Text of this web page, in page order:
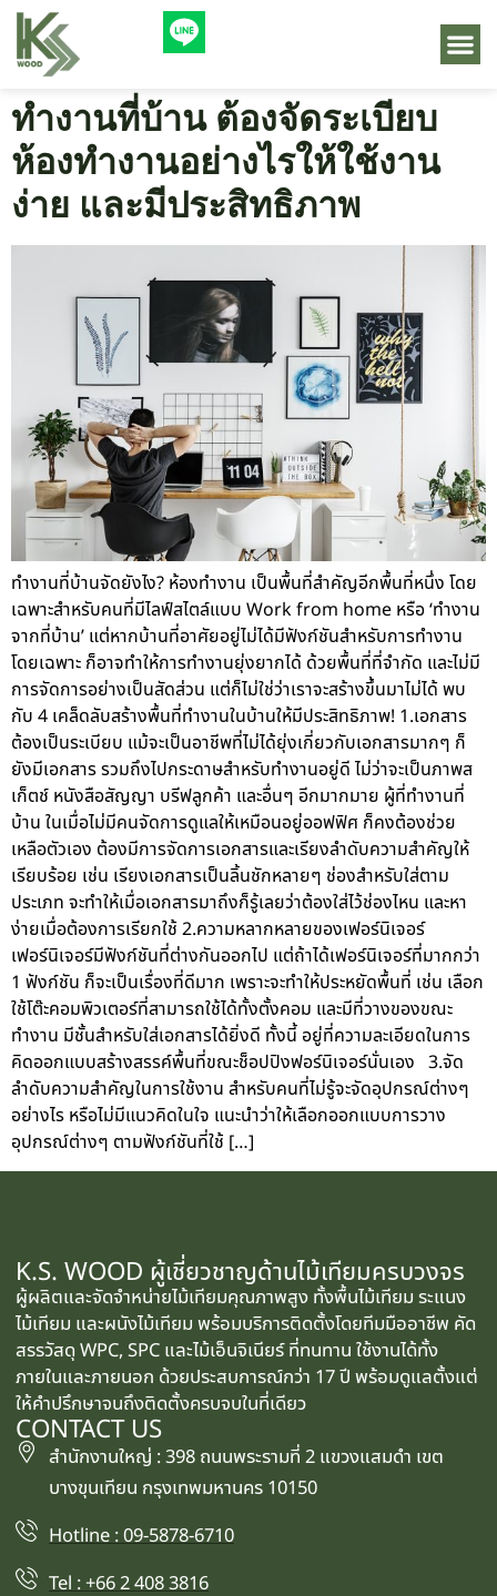
ทำงานที่บ้าน ต้องจัดระเบียบ
ห้องทำงานอย่างไรให้ใช้งาน
ง่าย และมีประสิทธิภาพ
ทำงานที่บ้านจัดยังไง? ห้องทำงาน เป็นพื้นที่สำคัญอีกพื้นที่หนึ่ง โดย
เฉพาะสำหรับคนที่มีไลฟ์สไตล์แบบ Work from home หรือ ‘ทำงาน
จากที่บ้าน’ แต่หากบ้านที่อาศัยอยู่ไม่ได้มีฟังก์ชันสำหรับการทำงาน
โดยเฉพาะ ก็อาจทำให้การทำงานยุ่งยากได้ ด้วยพื้นที่ที่จำกัด และไม่มี
การจัดการอย่างเป็นสัดส่วน แต่ก็ไม่ใช่ว่าเราจะสร้างขึ้นมาไม่ได้ พบ
กับ 4 เคล็ดลับสร้างพื้นที่ทำงานในบ้านให้มีประสิทธิภาพ! 1.เอกสาร
ต้องเป็นระเบียบ แม้จะเป็นอาชีพที่ไม่ได้ยุ่งเกี่ยวกับเอกสารมากๆ ก็
ยังมีเอกสาร รวมถึงไปกระดาษสำหรับทำงานอยู่ดี ไม่ว่าจะเป็นภาพส
เก็ตช์ หนังสือสัญญา บรีฟลูกค้า และอื่นๆ อีกมากมาย ผู้ที่ทำงานที่
บ้าน ในเมื่อไม่มีคนจัดการดูแลให้เหมือนอยู่ออฟฟิศ ก็คงต้องช่วย
เหลือตัวเอง ต้องมีการจัดการเอกสารและเรียงลำดับความสำคัญให้
เรียบร้อย เช่น เรียงเอกสารเป็นลิ้นชักหลายๆ ช่องสำหรับใส่ตาม
ประเภท จะทำให้เมื่อเอกสารมาถึงก็รู้เลยว่าต้องใส่ไว้ช่องไหน และหา
ง่ายเมื่อต้องการเรียกใช้ 2.ความหลากหลายของเฟอร์นิเจอร์
เฟอร์นิเจอร์มีฟังก์ชันที่ต่างกันออกไป แต่ถ้าได้เฟอร์นิเจอร์ที่มากกว่า
1 ฟังก์ชัน ก็จะเป็นเรื่องที่ดีมาก เพราะจะทำให้ประหยัดพื้นที่ เช่น เลือก
ใช้โต๊ะคอมพิวเตอร์ที่สามารถใช้ได้ทั้งตั้งคอม และมีที่วางของขณะ
ทำงาน มีชั้นสำหรับใส่เอกสารได้ยิ่งดี ทั้งนี้ อยู่ที่ความละเอียดในการ
คิดออกแบบสร้างสรรค์พื้นที่ขณะช็อปปิงฟอร์นิเจอร์นั่นเอง 3.จัด
ลำดับความสำคัญในการใช้งาน สำหรับคนที่ไม่รู้จะจัดอุปกรณ์ต่างๆ
อย่างไร หรือไม่มีแนวคิดในใจ แนะนำว่าให้เลือกออกแบบการวาง
อุปกรณ์ต่างๆ ตามฟังก์ชันที่ใช้ […]
K.S. WOOD ผู้เชี่ยวชาญด้านไม้เทียมครบวงจร
ผู้ผลิตและจัดจำหน่ายไม้เทียมคุณภาพสูง ทั้งพื้นไม้เทียม ระแนง
ไม้เทียม และผนังไม้เทียม พร้อมบริการติดตั้งโดยทีมมืออาชีพ คัด
สรรวัสดุ WPC, SPC และไม้เอ็นจิเนียร์ ที่ทนทาน ใช้งานได้ทั้ง
ภายในและภายนอก ด้วยประสบการณ์กว่า 17 ปี พร้อมดูแลตั้งแต่
ให้คำปรึกษาจนถึงติดตั้งครบจบในที่เดียว
CONTACT US
สำนักงานใหญ่ : 398 ถนนพระรามที่ 2 แขวงแสมดำ เขต
บางขุนเทียน กรุงเทพมหานคร 10150
Hotline : 09-5878-6710
Tel : +66 2 408 3816